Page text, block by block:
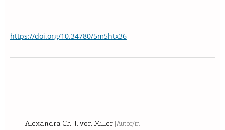
https://doi.org/10.34780/5m5htx36
Alexandra Ch. J. von Miller [Autor/in]